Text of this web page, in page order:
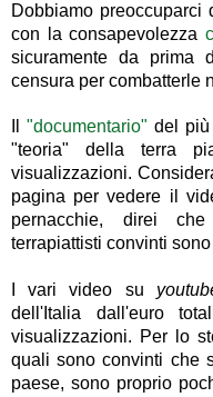
Dobbiamo preoccuparci
con la consapevolezza
sicuramente da prima
censura per combatterle
Il"documentario"del
"teoria" della terra
visualizzazioni.
pagina per vedere il
pernacchie, direi
terrapiattisti convinti
I vari video su
dell'Italia dall'euro
visualizzazioni. Per lo
quali sono convinti che
paese, sono proprio